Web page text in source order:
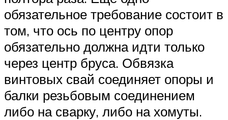
обязательное требование состоит в
том, что ось по центру опор
обязательно должна идти только
через центр бруса. Обвязка
винтовых свай соединяет опоры и
балки резьбовым соединением
либо на сварку, либо на хомуты.